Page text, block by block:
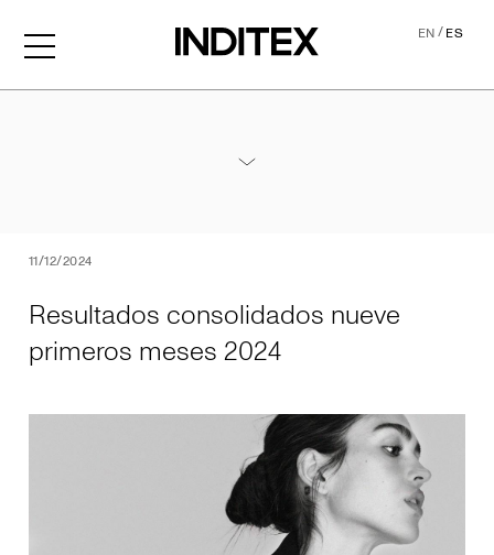
EN/ES
11/12/2024
Resultados consolidados nueve
primeros meses 2024